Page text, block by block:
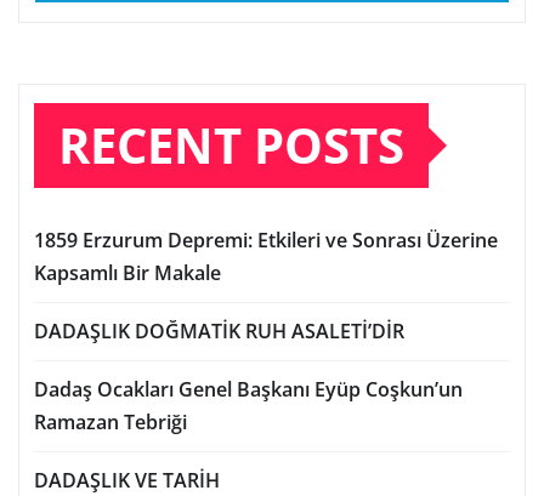
RECENT POSTS
1859 Erzurum Depremi: Etkileri ve Sonrası Üzerine
Kapsamlı Bir Makale
DADAŞLIK DOĞMATİK RUH ASALETİ’DİR
Dadaş Ocakları Genel Başkanı Eyüp Coşkun’un
Ramazan Tebriği
DADAŞLIK VE TARİH